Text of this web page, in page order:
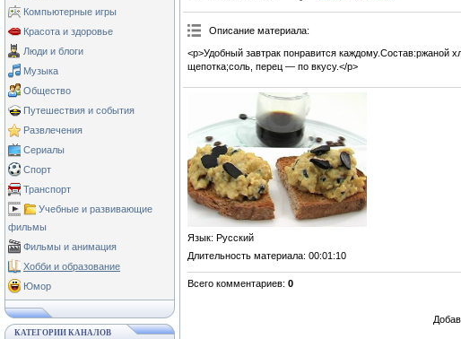
Компьютерные игры
Красота и здоровье
Люди и блоги
Музыка
Общество
Путешествия и события
Развлечения
Сериалы
Спорт
Транспорт
Учебные и развивающие
фильмы
Фильмы и анимация
Хобби и образование
Юмор
КАТЕГОРИИ КАНАЛОВ
Описание материала:
<p>Удобный завтрак понравится
щепотка;соль, перец — по вкусу.</p>
Язык: Русский
Длительность материала: 00:01:10
Всего комментариев: 0